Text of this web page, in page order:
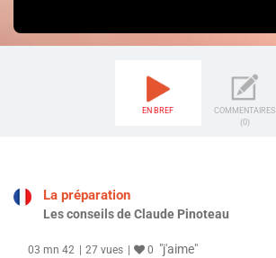
EN BREF
COMMENTAIRES
(0)
La préparation
Les conseils de Claude Pinoteau
03 mn 42 27 vues 0 "j'aime"